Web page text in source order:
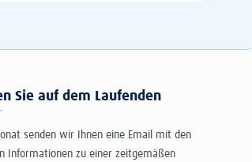
Sie auf dem Laufenden
senden wir Ihnen eine Email mit den
Informationen zu einer zeitgemäßen